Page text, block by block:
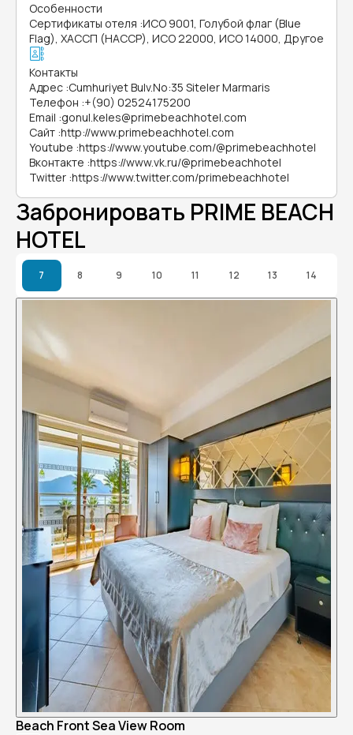
Особенности
Сертификаты отеля :ИСО 9001, Голубой флаг (Blue
Flag), ХАССП (HACCP), ИСО 22000, ИСО 14000, Другое
Контакты
Адрес :Cumhuriyet Bulv.No:35 Siteler Marmaris
Телефон :+(90) 02524175200
Email :gonul.keles@primebeachhotel.com
Сайт :http://www.primebeachhotel.com
Youtube :https://www.youtube.com/@primebeachhotel
Вконтакте :https://www.vk.ru/@primebeachhotel
Twitter :https://www.twitter.com/primebeachhotel
Забронировать PRIME BEACH
HOTEL
7 8 9 10 11 12 13 14
Beach Front Sea View Room